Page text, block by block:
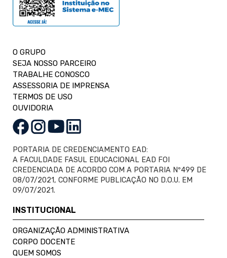
O GRUPO
SEJA NOSSO PARCEIRO
TRABALHE CONOSCO
ASSESSORIA DE IMPRENSA
TERMOS DE USO
OUVIDORIA
PORTARIA DE CREDENCIAMENTO EAD:
A FACULDADE FASUL EDUCACIONAL EAD FOI
CREDENCIADA DE ACORDO COM A PORTARIA Nº499 DE
08/07/2021, CONFORME PUBLICAÇÃO NO D.O.U. EM
09/07/2021.
INSTITUCIONAL
ORGANIZAÇÃO ADMINISTRATIVA
CORPO DOCENTE
QUEM SOMOS